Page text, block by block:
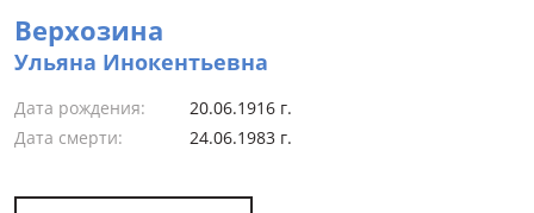
Верхозина
Ульяна Инокентьевна
Дата рождения:
20.06.1916 г.
Дата смерти:
24.06.1983 г.